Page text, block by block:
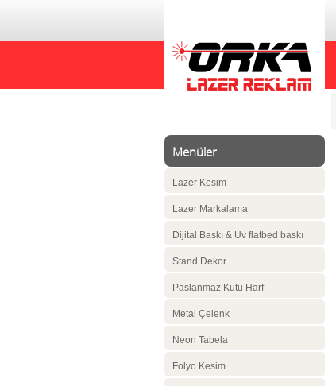
Menüler
Lazer Kesim
Lazer Markalama
Dijital Baskı & Uv flatbed baskı
Stand Dekor
Paslanmaz Kutu Harf
Metal Çelenk
Neon Tabela
Folyo Kesim